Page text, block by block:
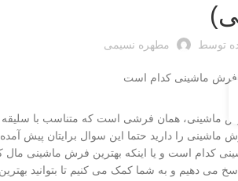
توسط مطهره نسیمی
ماشینی، همان فرشی است که متناسب با سلیقه
ماشینی را دارید حتما این سوال برایتان
کدام است و یا اینکه بهترین فرش ماشینی مال
می دهیم و به شما کمک می کنیم تا بتوانید